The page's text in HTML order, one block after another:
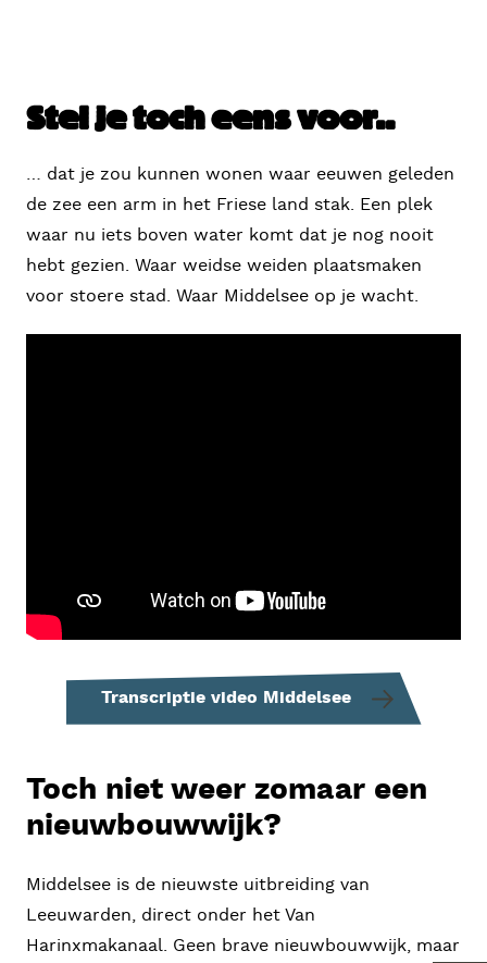
Stel je toch eens voor..
… dat je zou kunnen wonen waar eeuwen geleden
de zee een arm in het Friese land stak. Een plek
waar nu iets boven water komt dat je nog nooit
hebt gezien. Waar weidse weiden plaatsmaken
voor stoere stad. Waar Middelsee op je wacht.
Transcriptie video Middelsee
Toch niet weer zomaar een
nieuwbouwwijk?
Middelsee is de nieuwste uitbreiding van
Leeuwarden, direct onder het Van
Harinxmakanaal. Geen brave nieuwbouwwijk, maar